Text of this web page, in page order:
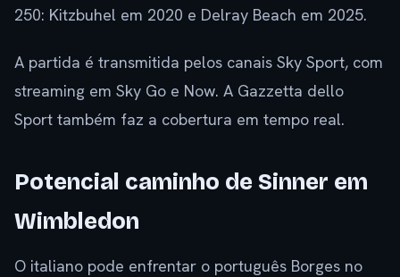
250: Kitzbuhel em 2020 e Delray Beach em 2025.
A partida é transmitida pelos canais Sky Sport, com
streaming em Sky Go e Now. A Gazzetta dello
Sport também faz a cobertura em tempo real.
Potencial caminho de Sinner em
Wimbledon
O italiano pode enfrentar o português Borges no